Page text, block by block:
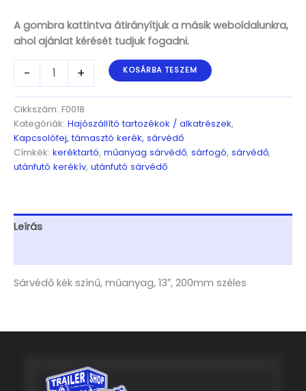
A gombra kattintva átirányítjuk a másik weboldalunkra,
ahol ajánlat kérését tudjuk fogadni.
-
műanyag,
13",
200mm
széles
mennyiség
+ KOSÁRBA TESZEM
Cikkszám: F0018
Kategóriák: Hajószállító tartozékok / alkatrészek,
Kapcsolófej, támasztó kerék, sárvédő
Címkék: keréktartó, műanyag sárvédő, sárfogó, sárvédő,
utánfutó kerékív, utánfutó sárvédő
Leírás
Sárvédő kék színű, műanyag, 13″, 200mm széles